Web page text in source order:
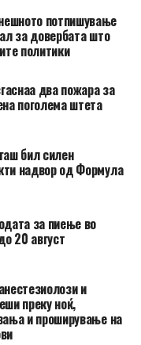
потпишување
за довербата што
политики
два пожара за
поголема штета
бил силен
надвор од Формула
за пиење во
20 август
и
преку ноќ,
и проширување на